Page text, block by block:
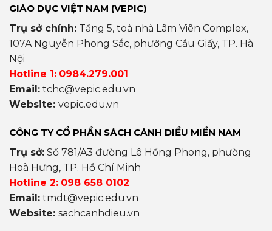
GIÁO DỤC VIỆT NAM (VEPIC)
Trụ sở chính: Tầng 5, toà nhà Lâm Viên Complex,
107A Nguyễn Phong Sắc, phường Cầu Giấy, TP. Hà
Nội
Hotline 1: 0984.279.001
Email: tchc@vepic.edu.vn
Website: vepic.edu.vn
CÔNG TY CỔ PHẦN SÁCH CÁNH DIỀU MIỀN NAM
Trụ sở: Số 781/A3 đường Lê Hồng Phong, phường
Hoà Hưng, TP. Hồ Chí Minh
Hotline 2: 098 658 0102
Email: tmdt@vepic.edu.vn
Website: sachcanhdieu.vn